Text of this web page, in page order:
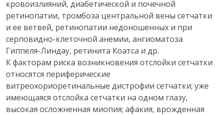
кровоизлияний, диабетической и почечной
ретинопатии, тромбоза центральной вены сетчатки
и ее ветвей, ретинопатии недоношенных и при
серповидно-клеточной анемии, ангиоматоза
Гиппеля-Линдау, ретинита Коатса и др.
К факторам риска возникновения отслойки сетчатки
относятся периферические
витреохориоретинальные дистрофии сетчатки; уже
имеющаяся отслойка сетчатки на одном глазу,
высокая осложненная миопия; афакия, врожденная